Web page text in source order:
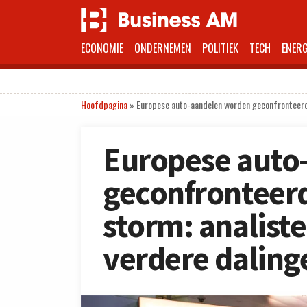
ECONOMIE ONDERNEMEN POLITIEK TECH
Hoofdpagina» Europese auto-aandelen worden
Europese
storm:
verdere